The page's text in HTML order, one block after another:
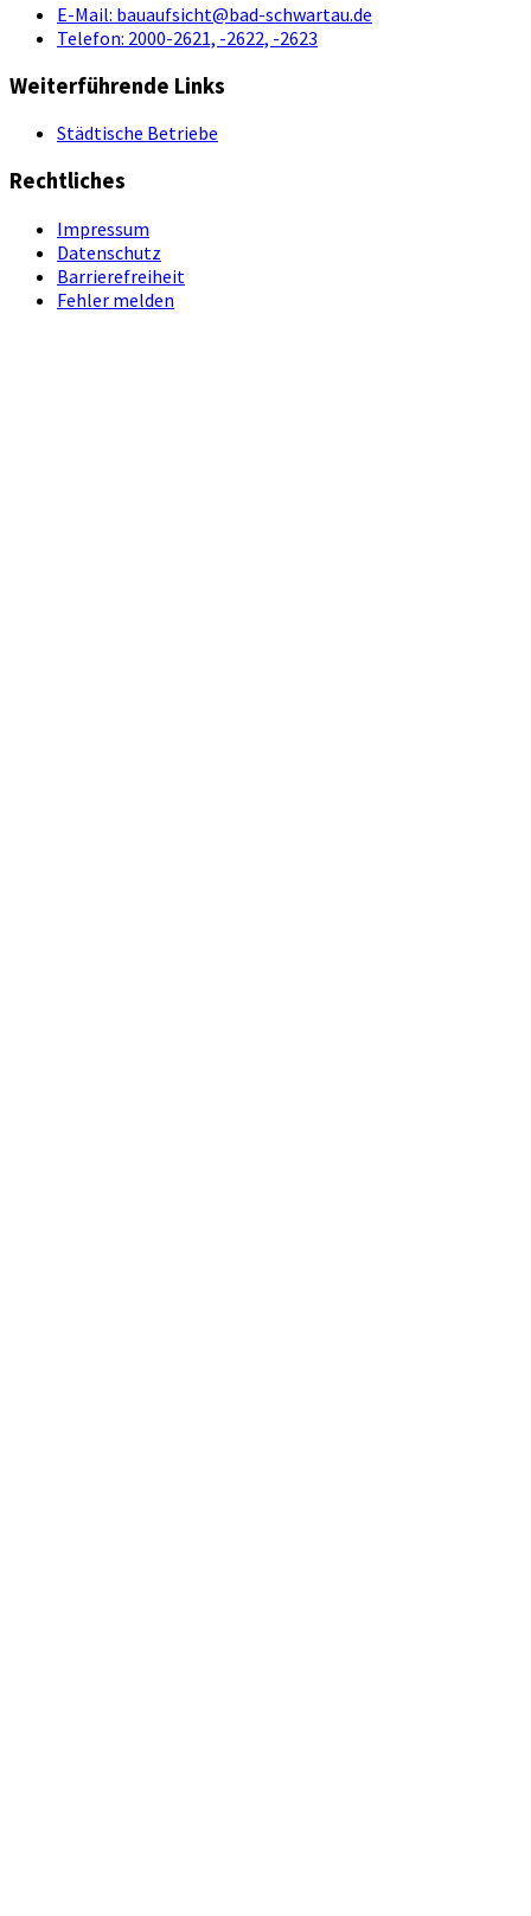
E-Mail: bauaufsicht@bad-schwartau.de
Telefon: 2000-2621, -2622, -2623
Weiterführende Links
Städtische Betriebe
Rechtliches
Impressum
Datenschutz
Barrierefreiheit
Fehler melden